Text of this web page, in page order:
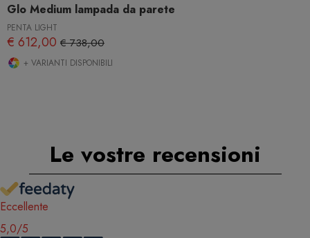
Glo Medium lampada da parete
PENTA LIGHT
€ 612,00 € 738,00
+ VARIANTI DISPONIBILI
Le vostre recensioni
Eccellente
5,0/5